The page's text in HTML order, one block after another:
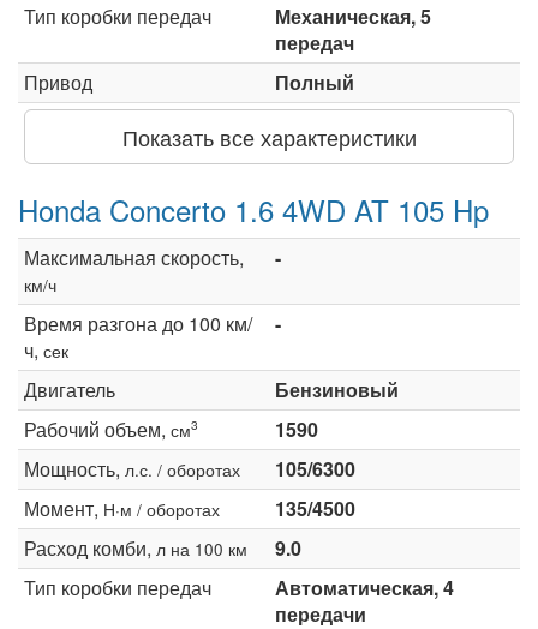
Тип коробки передач
Механическая, 5
передач
Привод
Полный
Показать все характеристики
Honda Concerto 1.6 4WD AT 105 Hp
Максимальная скорость,
км/ч
-
Время разгона до 100 км/
ч, сек
-
Двигатель
Бензиновый
Рабочий объем, см3
1590
Мощность, л.с. / оборотах
105/6300
Момент, Н·м / оборотах
135/4500
Расход комби, л на 100 км
9.0
Тип коробки передач
Автоматическая, 4
передачи